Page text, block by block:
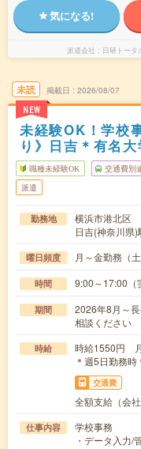
気になる!
派遣会社 日研トー
未読
NEW
掲載日 2026/08/07
未経験OK！学校
り》日吉＊有名
職種未経験OK 交通費別
派遣
勤務地
横浜市港北区
日吉(神奈川県
曜日頻度 月～金勤務（
時間 9:00～17:00
期間
2026年8月～
相談ください
時給
時給1550円
＊週5日勤務
交通費
全額支給（会社
仕事内容
学校事務
・データ入力/